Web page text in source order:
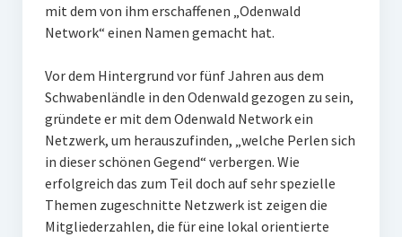
PR-Literatur
Gesellschaft & Medien
Infografik-Themengarten
Künstliche Intelligenz
17 Ziele
mit dem von ihm erschaffenen „Odenwald
Network“ einen Namen gemacht hat.
Vor dem Hintergrund vor fünf Jahren aus dem
Schwabenländle in den Odenwald gezogen zu sein,
gründete er mit dem Odenwald Network ein
Netzwerk, um herauszufinden, „welche Perlen sich
in dieser schönen Gegend“ verbergen. Wie
erfolgreich das zum Teil doch auf sehr spezielle
Themen zugeschnitte Netzwerk ist zeigen die
Mitgliederzahlen, die für eine lokal orientierte